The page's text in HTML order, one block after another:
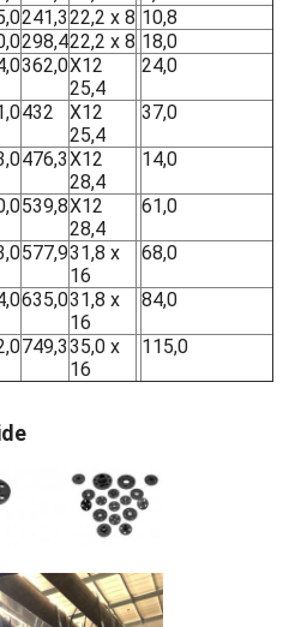
241,322,2 x 8 10,8
298,422,2 x 8 18,0
362,0X12
25,4
24,0
432
X12
25,4
37,0
476,3X12
28,4
14,0
539,8X12
28,4
61,0
577,931,8 x
16
68,0
635,031,8 x
16
84,0
749,335,0 x
16
115,0